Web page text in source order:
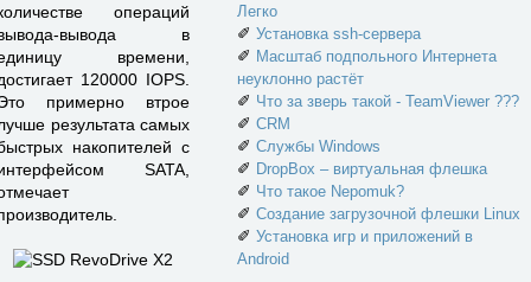
операций
вывода в
времени,
120000 IOPS.
примерно втрое
результата самых
накопителей с
SATA,
Легко
✐ Установка ssh-сервера
✐ Масштаб подпольного Интернета
неуклонно растёт
✐ Что за зверь такой - TeamViewer ???
✐ CRM
✐ Службы Windows
✐ DropBox – виртуальная флешка
✐ Что такое Nepomuk?
✐ Создание загрузочной флешки Linux
✐ Установка игр и приложений в
Android